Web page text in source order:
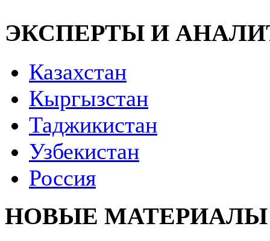
ЭКСПЕРТЫ И
Казахстан
Кыргызстан
Таджикистан
Узбекистан
Россия
НОВЫЕ МАТЕРИАЛЫ